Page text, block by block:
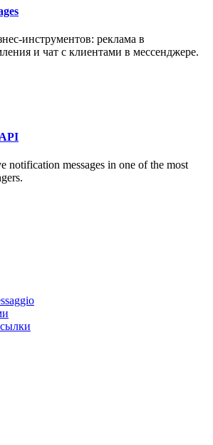
инструментов: реклама в
и чат с клиентами в мессенджере.
notification messages in one of the most